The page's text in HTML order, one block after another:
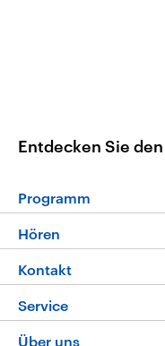
Entdecken Sie
Programm
Programm
Die
Hören
Livestream
Podcasts
Kontakt
Hörerservice
Service
FAQ
Über uns